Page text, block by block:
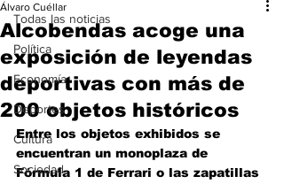
Todas las noticias
Política
Economía
Deportes
Cultura
Sociedad
Alcobendas acoge una
exposición de leyendas
deportivas con más de
200 objetos históricos
Álvaro Cuéllar
Entre los objetos exhibidos se
encuentran un monoplaza de
Fórmula 1 de Ferrari o las zapatillas